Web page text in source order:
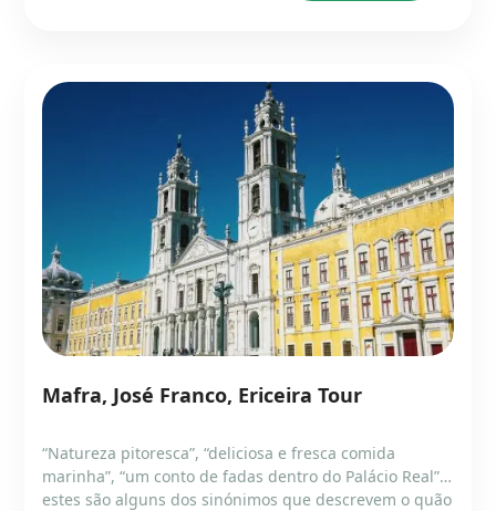
Mafra, José Franco, Ericeira Tour
“Natureza pitoresca”, “deliciosa e fresca comida
marinha”, “um conto de fadas dentro do Palácio Real”…
estes são alguns dos sinónimos que descrevem o quão